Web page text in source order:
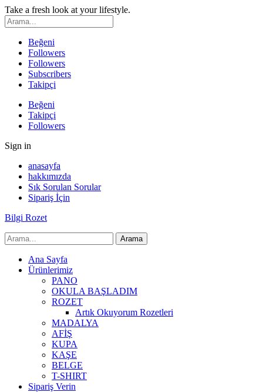
Take a fresh look at your lifestyle.
Beğeni
Followers
Followers
Subscribers
Takipçi
Beğeni
Takipçi
Followers
Sign in
anasayfa
hakkımızda
Sık Sorulan Sorular
Sipariş İçin
Bilgi Rozet
Ana Sayfa
Ürünlerimiz
PANO
OKULA BAŞLADIM
ROZET
Artık Okuyorum Rozetleri
MADALYA
AFİŞ
KUPA
KAŞE
BELGE
T-SHIRT
Sipariş Verin